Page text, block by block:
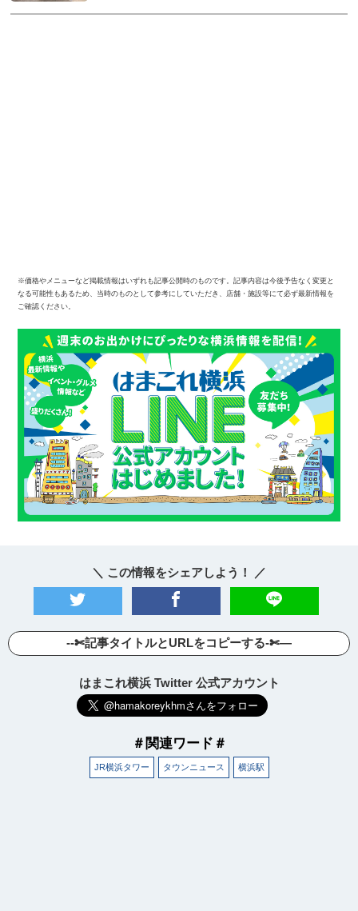
※価格やメニューなど掲載情報はいずれも記事公開時のものです。記事内容は今後予告なく変更と
なる可能性もあるため、当時のものとして参考にしていただき、店舗・施設等にて必ず最新情報を
ご確認ください。
＼ この情報をシェアしよう！ ／
--✄記事タイトルとURLをコピーする-✄—
はまこれ横浜 Twitter 公式アカウント
＃関連ワード＃
JR横浜タワー タウンニュース 横浜駅